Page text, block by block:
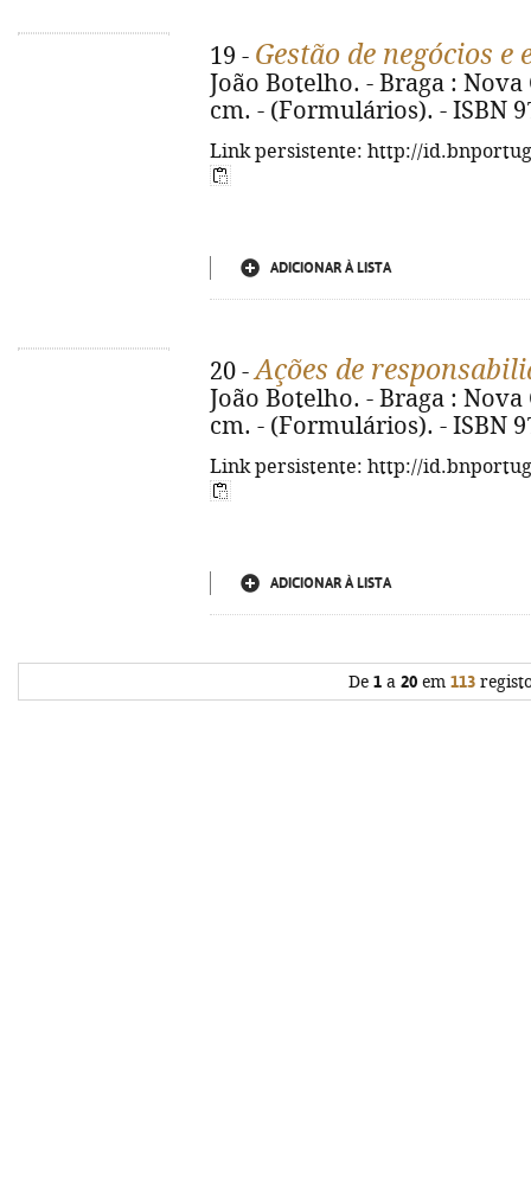
19 - Gestão de negócios
João Botelho. - Braga : Nova
cm. - (Formulários). - ISBN
Link persistente: http://
ADICIONAR À LISTA
20 -Ações de
João Botelho. - Braga : Nova
cm. - (Formulários). - ISBN
Link persistente: http://
ADICIONAR À LISTA
De 1 a 20 em 113